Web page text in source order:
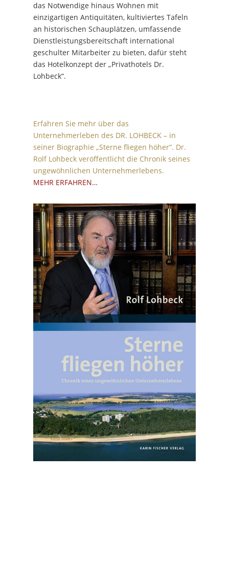
das Notwendige hinaus Wohnen mit
einzigartigen Antiquitäten, kultiviertes Tafeln
an historischen Schauplätzen, umfassende
Dienstleistungsbereitschaft international
geschulter Mitarbeiter zu bieten, dafür steht
das Hotelkonzept der „Privathotels Dr.
Lohbeck“.
Erfahren Sie mehr über das
Unternehmerleben des DR. LOHBECK – in
seiner Biographie „Sterne fliegen höher“. Dr.
Rolf Lohbeck veröffentlicht die Chronik seines
ungewöhnlichen Unternehmerlebens.
MEHR ERFAHREN…